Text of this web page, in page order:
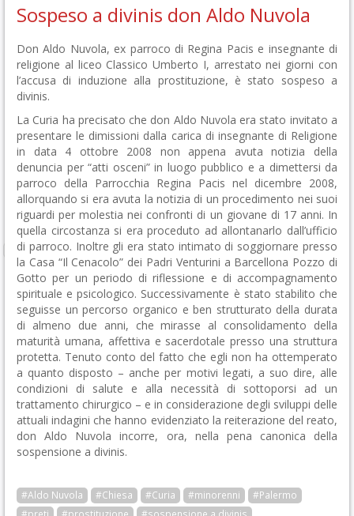
Sospeso a divinis don Aldo Nuvola
Don Aldo Nuvola, ex parroco di Regina Pacis e insegnante di
religione al liceo Classico Umberto I, arrestato nei giorni con
l’accusa di induzione alla prostituzione, è stato sospeso a
divinis.
La Curia ha precisato che don Aldo Nuvola era stato invitato a
presentare le dimissioni dalla carica di insegnante di Religione
in data 4 ottobre 2008 non appena avuta notizia della
denuncia per “atti osceni” in luogo pubblico e a dimettersi da
parroco della Parrocchia Regina Pacis nel dicembre 2008,
allorquando si era avuta la notizia di un procedimento nei suoi
riguardi per molestia nei confronti di un giovane di 17 anni. In
quella circostanza si era proceduto ad allontanarlo dall’ufficio
di parroco. Inoltre gli era stato intimato di soggiornare presso
la Casa “Il Cenacolo” dei Padri Venturini a Barcellona Pozzo di
Gotto per un periodo di riflessione e di accompagnamento
spirituale e psicologico. Successivamente è stato stabilito che
seguisse un percorso organico e ben strutturato della durata
di almeno due anni, che mirasse al consolidamento della
maturità umana, affettiva e sacerdotale presso una struttura
protetta. Tenuto conto del fatto che egli non ha ottemperato
a quanto disposto – anche per motivi legati, a suo dire, alle
condizioni di salute e alla necessità di sottoporsi ad un
trattamento chirurgico – e in considerazione degli sviluppi delle
attuali indagini che hanno evidenziato la reiterazione del reato,
don Aldo Nuvola incorre, ora, nella pena canonica della
sospensione a divinis.
#Aldo Nuvola #Chiesa #Curia #minorenni
#Palermo